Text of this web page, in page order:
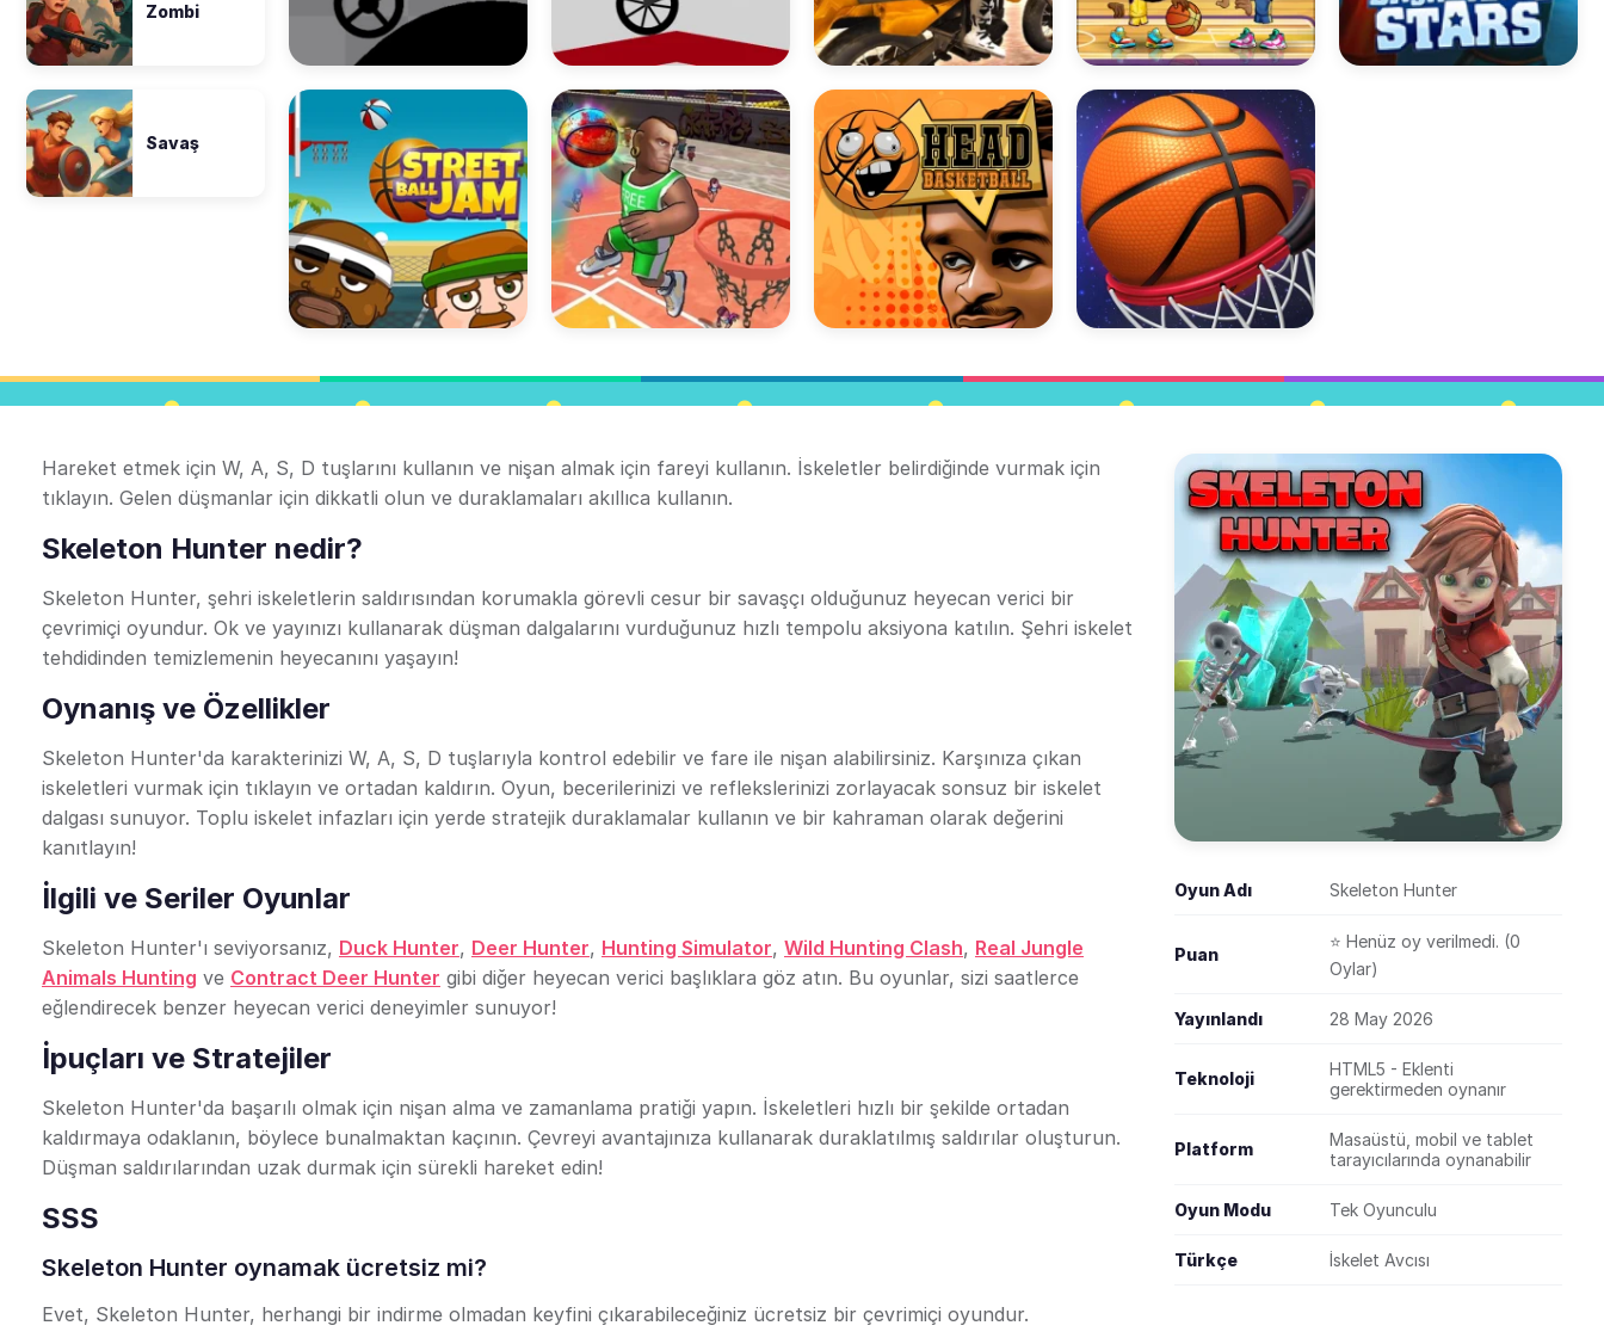
Zombi
Savaş
Hareket etmek için W, A, S, D tuşlarını kullanın ve nişan almak için fareyi kullanın. İskeletler belirdiğinde vurmak için
tıklayın. Gelen düşmanlar için dikkatli olun ve duraklamaları akıllıca kullanın.
Skeleton Hunter nedir?
Skeleton Hunter, şehri iskeletlerin saldırısından korumakla görevli cesur bir savaşçı olduğunuz heyecan verici bir
çevrimiçi oyundur. Ok ve yayınızı kullanarak düşman dalgalarını vurduğunuz hızlı tempolu aksiyona katılın. Şehri iskelet
tehdidinden temizlemenin heyecanını yaşayın!
Oynanış ve Özellikler
Skeleton Hunter'da karakterinizi W, A, S, D tuşlarıyla kontrol edebilir ve fare ile nişan alabilirsiniz. Karşınıza çıkan
iskeletleri vurmak için tıklayın ve ortadan kaldırın. Oyun, becerilerinizi ve reflekslerinizi zorlayacak sonsuz bir iskelet
dalgası sunuyor. Toplu iskelet infazları için yerde stratejik duraklamalar kullanın ve bir kahraman olarak değerini
kanıtlayın!
İlgili ve Seriler Oyunlar
Skeleton Hunter'ı seviyorsanız, Duck Hunter, Deer Hunter, Hunting Simulator, Wild Hunting Clash, Real Jungle
Animals Hunting ve Contract Deer Hunter gibi diğer heyecan verici başlıklara göz atın. Bu oyunlar, sizi saatlerce
eğlendirecek benzer heyecan verici deneyimler sunuyor!
İpuçları ve Stratejiler
Skeleton Hunter'da başarılı olmak için nişan alma ve zamanlama pratiği yapın. İskeletleri hızlı bir şekilde ortadan
kaldırmaya odaklanın, böylece bunalmaktan kaçının. Çevreyi avantajınıza kullanarak duraklatılmış saldırılar oluşturun.
Düşman saldırılarından uzak durmak için sürekli hareket edin!
SSS
Skeleton Hunter oynamak ücretsiz mi?
Evet, Skeleton Hunter, herhangi bir indirme olmadan keyfini çıkarabileceğiniz ücretsiz bir çevrimiçi oyundur.
Oyun Adı Skeleton Hunter
Puan
⭐ Henüz oy verilmedi. (0
Oylar)
Yayınlandı 28 May 2026
Teknoloji
HTML5 - Eklenti
gerektirmeden oynanır
Platform
Masaüstü, mobil ve tablet
tarayıcılarında oynanabilir
Oyun Modu Tek Oyunculu
Türkçe İskelet Avcısı